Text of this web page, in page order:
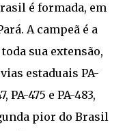
é formada, em
A campeã é a
sua extensão,
estaduais PA-
PA-475 e PA-483,
pior do Brasil